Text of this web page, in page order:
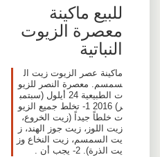
للبيع ماكينة
معصرة الزيوت
النباتية
ماكينة عصر الزيوت زيت ال
سمسم. معصرة النصر للزيو
ت الطبيعية 24 أيلول (سبتمب
ر) 2016 1- تخلط جميع الزيو
ت خلطاً جيداً (زيت الخروع،
زيت اللوز، زيت جوز الهند، ز
يت السمسم، زيت النخاع وز
يت الذرة). 2- يجب أن .